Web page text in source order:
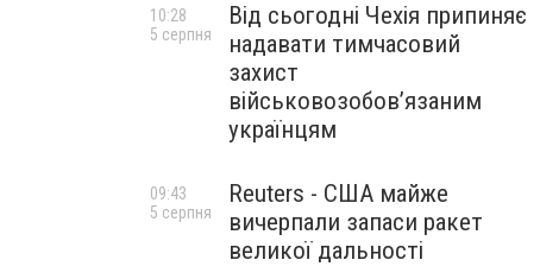
Від сьогодні Чехія припиняє
надавати тимчасовий
захист
військовозобов’язаним
українцям
10:28
5 серпня
Reuters - США майже
вичерпали запаси ракет
великої дальності
09:43
5 серпня